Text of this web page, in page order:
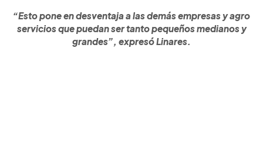
“Esto pone en desventaja a las demás empresas y agro
servicios que puedan ser tanto pequeños medianos y
grandes”, expresó Linares.